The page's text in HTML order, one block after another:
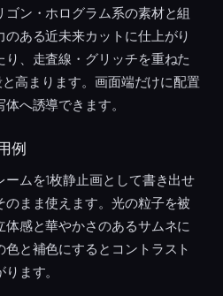
ン・ホログラム系の素材と組
ある近未来カットに仕上がり
り、走査線・グリッチを重ねた
と高まります。画面端だけに配置
へ誘導できます。
例
ムを1枚静止画として書き出せ
まま使えます。光の粒子を被
感と華やかさのあるサムネに
と補色にするとコントラスト
ます。